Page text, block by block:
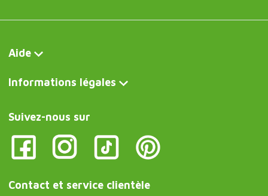
Aide
Informations légales
Suivez-nous sur
Contact et service clientèle